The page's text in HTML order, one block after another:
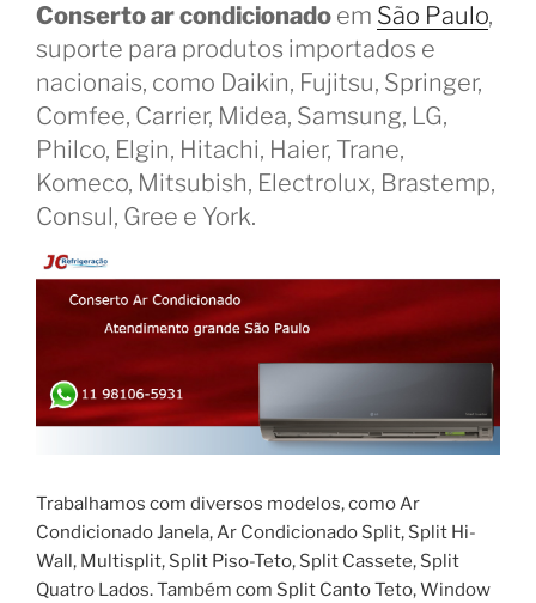
Conserto ar condicionado em São Paulo,
suporte para produtos importados e
nacionais, como Daikin, Fujitsu, Springer,
Comfee, Carrier, Midea, Samsung, LG,
Philco, Elgin, Hitachi, Haier, Trane,
Komeco, Mitsubish, Electrolux, Brastemp,
Consul, Gree e York.
Trabalhamos com diversos modelos, como Ar
Condicionado Janela, Ar Condicionado Split, Split Hi-
Wall, Multisplit, Split Piso-Teto, Split Cassete, Split
Quatro Lados. Também com Split Canto Teto, Window